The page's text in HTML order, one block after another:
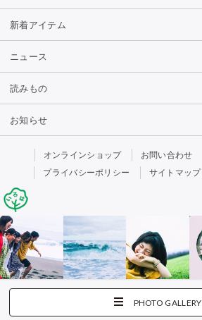
新着アイテム
ニュース
読みもの
お知らせ
オンラインショップ お問い合わせ
プライバシーポリシー
サイトマップ
PHOTO GALLERY